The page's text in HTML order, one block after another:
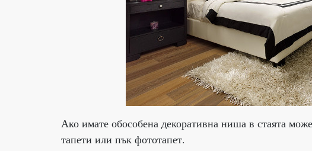
Ако имате обособена декоративна ниша в стаята
тапети или пък фототапет.